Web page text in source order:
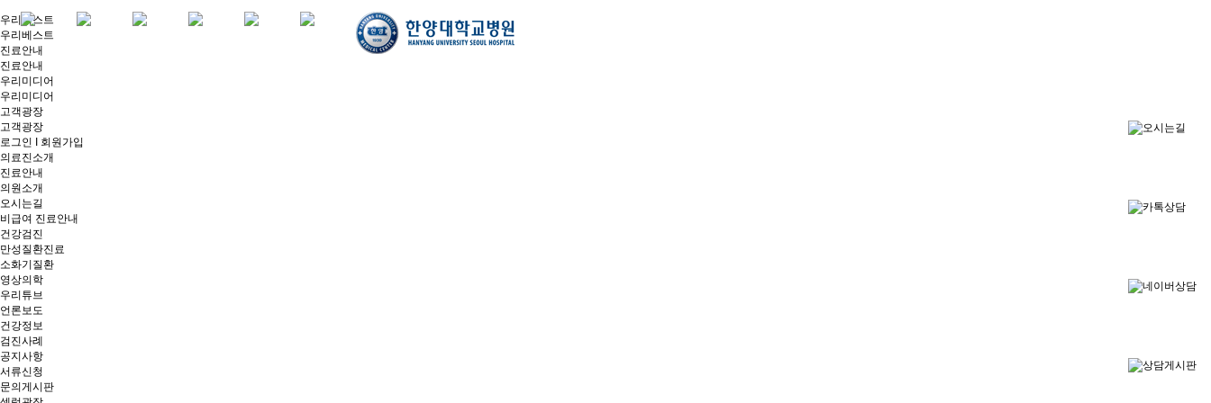
우리베스트
우리베스트
진료안내
진료안내
우리미디어
우리미디어
고객광장
고객광장
로그인
회원가입
의료진소개
진료안내
의원소개
오시는길
비급여 진료안내
건강검진
만성질환진료
소화기질환
영상의학
우리튜브
언론보도
건강정보
검진사례
공지사항
서류신청
문의게시판